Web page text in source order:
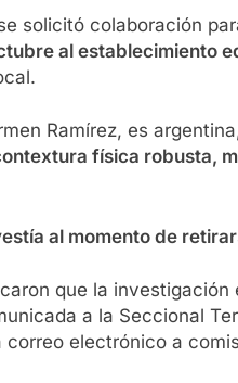
solicitó colaboración
al establecimiento
Ramírez, es
física robusta,
al momento de
que la
a la Seccional
electrónico a